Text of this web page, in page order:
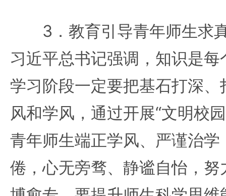
3．教育引导青年师生求
习近平总书记强调，知识是
学习阶段一定要把基石打深
风和学风，通过开展“文明校
青年师生端正学风、严谨治
倦，心无旁骛、静谧自怡，